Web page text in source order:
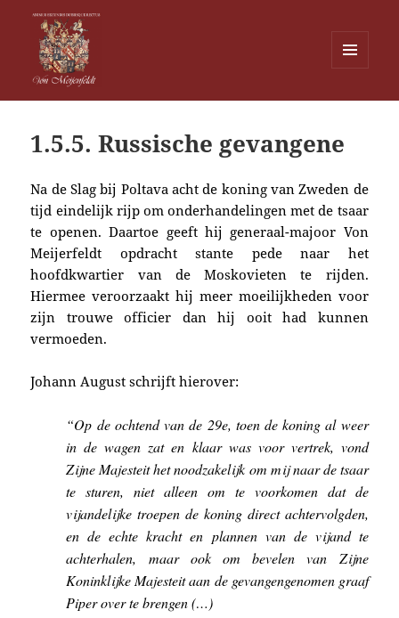
WIDGETS
1.5.5. Russische gevangene
Na de Slag bij Poltava acht de koning van Zweden de
tijd eindelijk rijp om onderhandelingen met de tsaar
te openen. Daartoe geeft hij generaal-majoor Von
Meijerfeldt opdracht stante pede naar het
hoofdkwartier van de Moskovieten te rijden.
Hiermee veroorzaakt hij meer moeilijkheden voor
zijn trouwe officier dan hij ooit had kunnen
vermoeden.
Johann August schrijft hierover:
“Op de ochtend van de 29e, toen de koning al weer
in de wagen zat en klaar was voor vertrek, vond
Zijne Majesteit het noodzakelijk om mij naar de tsaar
te sturen, niet alleen om te voorkomen dat de
vijandelijke troepen de koning direct achtervolgden,
en de echte kracht en plannen van de vijand te
achterhalen, maar ook om bevelen van Zijne
Koninklijke Majesteit aan de gevangengenomen graaf
Piper over te brengen (…)